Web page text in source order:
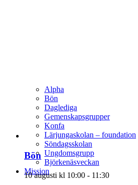
Alpha
Bön
Daglediga
Gemenskapsgrupper
Konfa
Lärjungaskolan – foundation
Söndagsskolan
Ungdomsgrupp
Björkenäsveckan
Mission
Bön
10 augusti kl 10:00 - 11:30